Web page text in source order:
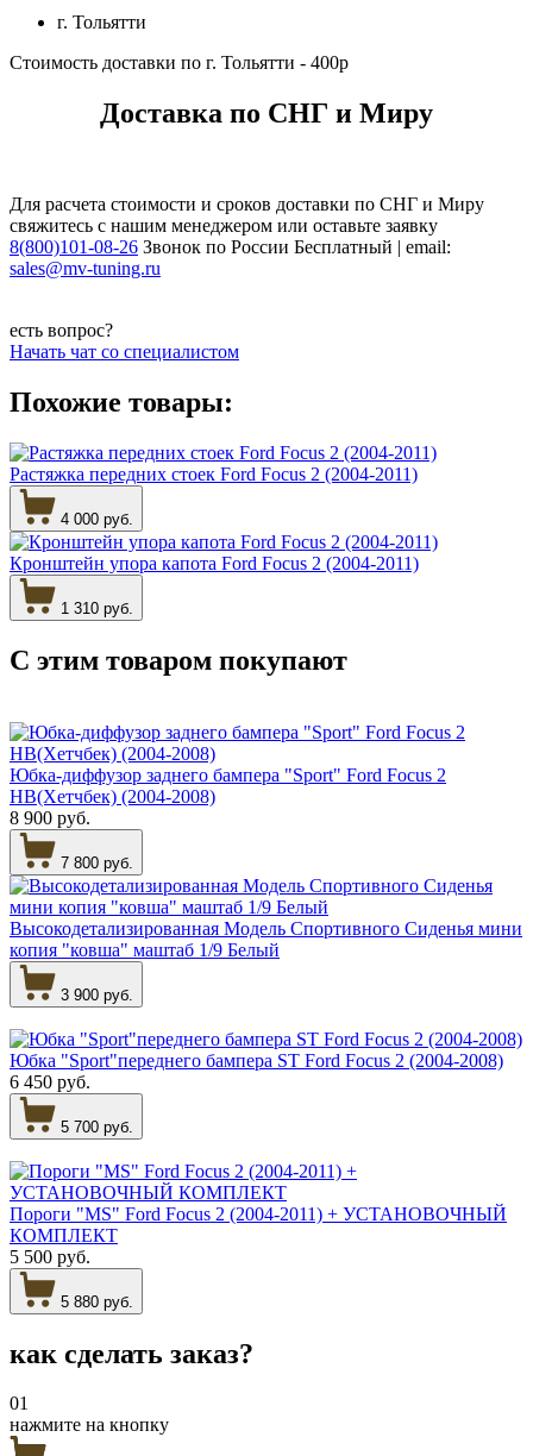
г. Тольятти
Стоимость доставки по г. Тольятти - 400р
Доставка по СНГ и Миру
Для расчета стоимости и сроков доставки по СНГ и Миру
свяжитесь с нашим менеджером или оставьте заявку
8(800)101-08-26 Звонок по России Бесплатный | email:
sales@mv-tuning.ru
есть вопрос?
Начать чат со специалистом
Похожие товары:
Растяжка передних стоек Ford Focus 2 (2004-2011)
4 000 руб.
Кронштейн упора капота Ford Focus 2 (2004-2011)
1 310 руб.
С этим товаром покупают
Юбка-диффузор заднего бампера "Sport" Ford Focus 2
HB(Хетчбек) (2004-2008)
8 900 руб.
7 800 руб.
Высокодетализированная Модель Спортивного Сиденья мини
копия "ковша" маштаб 1/9 Белый
3 900 руб.
Юбка "Sport"переднего бампера ST Ford Focus 2 (2004-2008)
6 450 руб.
5 700 руб.
Пороги "MS" Ford Focus 2 (2004-2011) + УСТАНОВОЧНЫЙ
КОМПЛЕКТ
5 500 руб.
5 880 руб.
как сделать заказ?
01
нажмите на кнопку